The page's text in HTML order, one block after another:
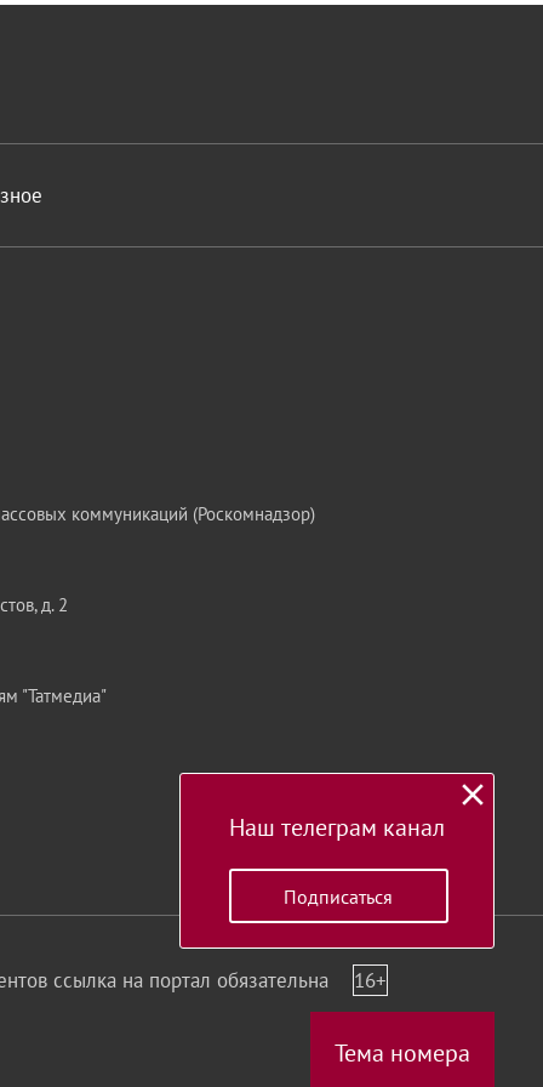
Тема номера
коммуникаций (Роскомнадзор)
д. 2
"Татмедиа"
ссылка на портал обязательна 16+
Наш телеграм канал
Подписаться